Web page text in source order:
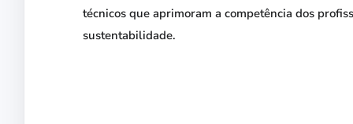
técnicos que aprimoram a competência dos
sustentabilidade.